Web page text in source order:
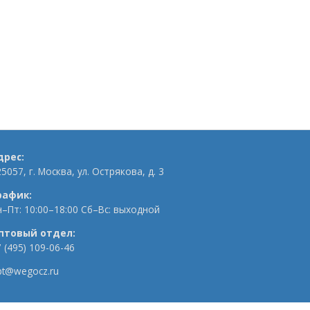
г. Москва, ул. Острякова, д. 3
10:00–18:00 Сб–Вс: выходной
отдел:
(495) 109-06-46